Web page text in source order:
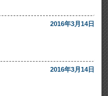
2016年3月14日
2016年3月14日